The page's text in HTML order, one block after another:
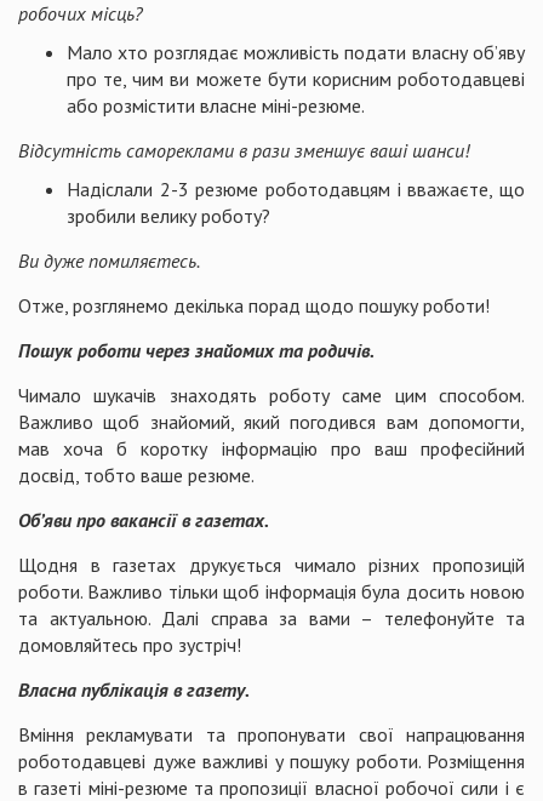
робочих місць?
Мало хто розглядає можливість подати власну об’яву
про те, чим ви можете бути корисним роботодавцеві
або розмістити власне міні-резюме.
Відсутність самореклами в рази зменшує ваші шанси!
Надіслали 2-3 резюме роботодавцям і вважаєте, що
зробили велику роботу?
Ви дуже помиляєтесь.
Отже, розглянемо декілька порад щодо пошуку роботи!
Пошук роботи через знайомих та родичів.
Чимало шукачів знаходять роботу саме цим способом.
Важливо щоб знайомий, який погодився вам допомогти,
мав хоча б коротку інформацію про ваш професійний
досвід, тобто ваше резюме.
Об’яви про вакансіїв газетах.
Щодня в газетах друкується чимало різних пропозицій
роботи. Важливо тільки щоб інформація була досить новою
та актуальною. Далі справа за вами – телефонуйте та
домовляйтесь про зустріч!
Власна публікація в газету.
Вміння рекламувати та пропонувати свої напрацювання
роботодавцеві дуже важливі у пошуку роботи. Розміщення
в газеті міні-резюме та пропозиції власної робочої сили і є